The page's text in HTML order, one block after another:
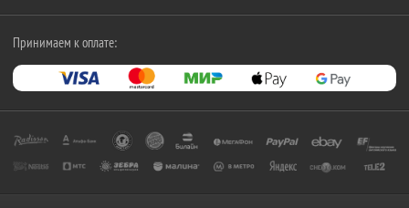
Принимаем к оплате: